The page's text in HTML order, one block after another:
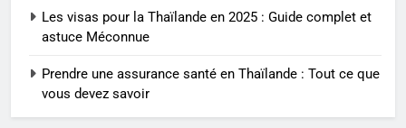
Les visas pour la Thaïlande en 2025 : Guide complet et
astuce Méconnue
Prendre une assurance santé en Thaïlande : Tout ce que
vous devez savoir